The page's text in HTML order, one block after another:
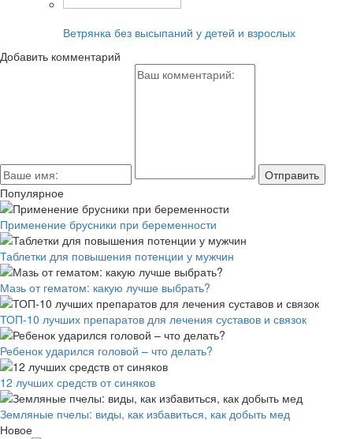
Ветрянка без высыпаний у детей и взрослых
Добавить комментарий
Популярное
Применение брусники при беременности
Таблетки для повышения потенции у мужчин
Мазь от гематом: какую лучше выбрать?
ТОП-10 лучших препаратов для лечения суставов и связок
Ребенок ударился головой – что делать?
12 лучших средств от синяков
Земляные пчелы: виды, как избавиться, как добыть мед
Новое